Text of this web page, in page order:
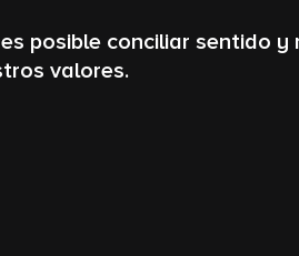
posible conciliar sentido
valores.